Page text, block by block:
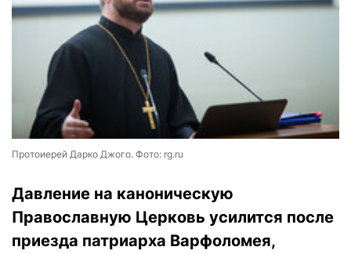
Протоиерей Дарко Джого. Фото: rg.ru
Давление на каноническую
Православную Церковь усилится после
приезда патриарха Варфоломея,